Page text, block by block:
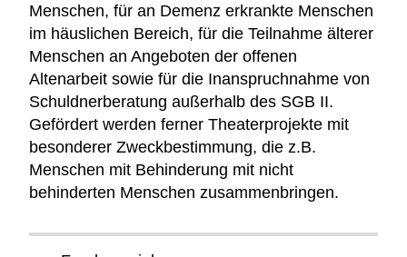
Menschen, für an Demenz erkrankte Menschen
im häuslichen Bereich, für die Teilnahme älterer
Menschen an Angeboten der offenen
Altenarbeit sowie für die Inanspruchnahme von
Schuldnerberatung außerhalb des SGB II.
Gefördert werden ferner Theaterprojekte mit
besonderer Zweckbestimmung, die z.B.
Menschen mit Behinderung mit nicht
behinderten Menschen zusammenbringen.